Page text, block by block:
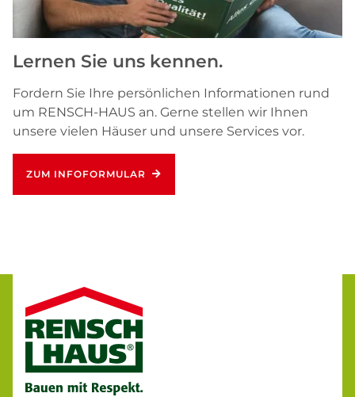
Lernen Sie uns kennen.
Fordern Sie Ihre persönlichen Informationen rund
um RENSCH-HAUS an. Gerne stellen wir Ihnen
unsere vielen Häuser und unsere Services vor.
ZUM INFOFORMULAR